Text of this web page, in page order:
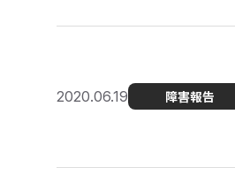
2020.06.19 障害報告